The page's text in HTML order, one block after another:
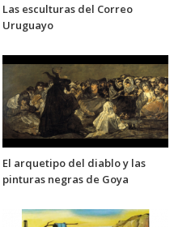
Las esculturas del Correo
Uruguayo
El arquetipo del diablo y las
pinturas negras de Goya